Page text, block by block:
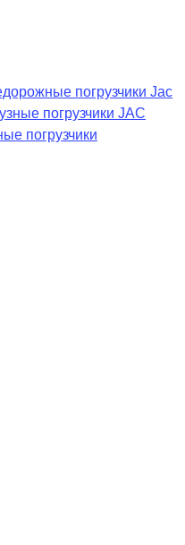
погрузчики Jac
погрузчики JAC
погрузчики